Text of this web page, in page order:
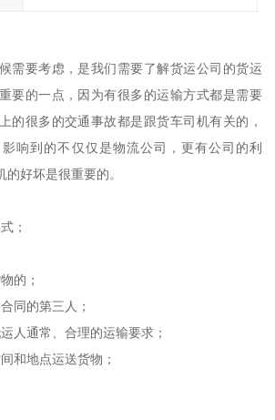
需要考虑，是我们需要了解货运公司的货运
要的一点，因为有很多的运输方式都是需要
的很多的交通事故都是跟货车司机有关的，
响到的不仅仅是物流公司，更有公司的利
好坏是很重要的。
；
的；
同的第三人；
人通常、合理的运输要求；
和地点运送货物；